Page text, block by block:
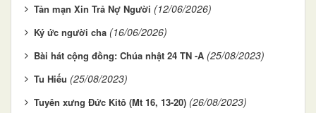
Tản mạn Xin Trả Nợ Người (12/06/2026)
Ký ức người cha (16/06/2026)
Bài hát cộng đồng: Chúa nhật 24 TN -A (25/08/2023)
Tu Hiếu (25/08/2023)
Tuyên xưng Đức Kitô (Mt 16, 13-20) (26/08/2023)